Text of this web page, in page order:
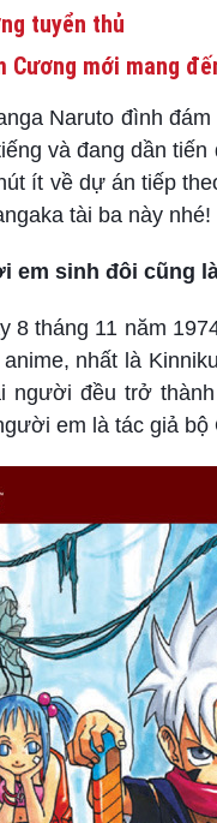
tuyển thủ
Cương mới mang
Naruto đình
và đang dần
ít về dự án tiếp
tài ba này nhé!
em sinh đôi cũng
8 tháng 11 năm
nhất là
người đều trở
em là tác giả bộ